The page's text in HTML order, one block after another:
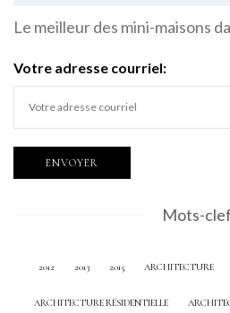
Le meilleur des mini-maisons
Votre adresse courriel:
Mots-
2012 2013 2015 ARCHITECTURE
ARCHITECTURE RÉSIDENTIELLE